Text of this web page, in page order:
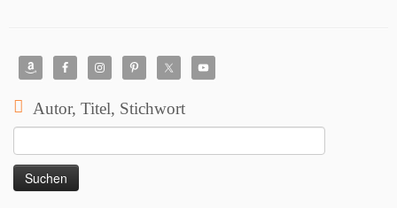
Autor, Titel, Stichwort
Suchen
nach: